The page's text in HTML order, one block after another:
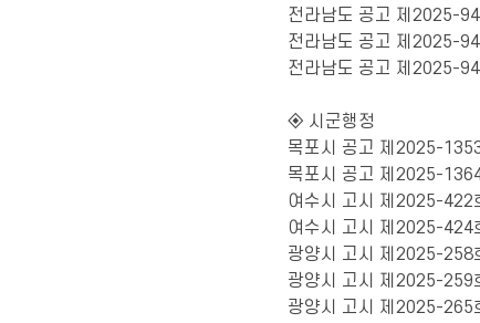
전라남도 공고 제2025-
전라남도 공고 제2025-
전라남도 공고 제2025-
◈ 시군행정
목포시 공고 제2025-
목포시 공고 제2025-
여수시 고시 제2025-422
여수시 고시 제2025-424
광양시 고시 제2025-258
광양시 고시 제2025-259
광양시 고시 제2025-265